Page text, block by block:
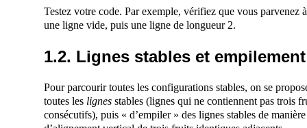
Testez votre code. Par exemple, vérifiez que vous parvenez
une ligne vide, puis une ligne de longueur 2.
1.2. Lignes stables et empilement
Pour parcourir toutes les configurations stables, on se
toutes les lignes stables (lignes qui ne contiennent pas trois
consécutifs), puis « d’empiler » des lignes stables de